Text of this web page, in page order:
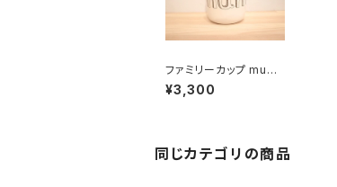
ファミリーカップ mum
/ おかあさん
¥3,300
同じカテゴリの商品